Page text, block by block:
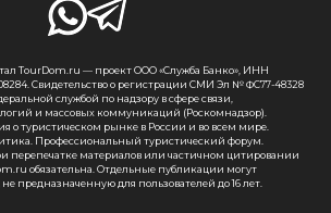
TourDom.ru — проект ООО «Служба Банко», ИНН
Свидетельство о регистрации СМИ Эл № ФС77-48328
службой по надзору в сфере связи,
и массовых коммуникаций (Роскомнадзор).
о туристическом рынке в России и во всем мире.
Профессиональный туристический форум.
перепечатке материалов или частичном цитировании
обязательна. Отдельные публикации могут
предназначенную для пользователей до 16 лет.